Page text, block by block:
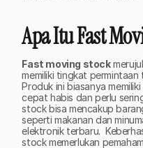
Apa Itu Fast
Fast moving stock
memiliki tingkat
Produk ini biasanya
cepat habis dan perlu
stock bisa mencakup
seperti makanan dan
elektronik terbaru.
stock memerlukan